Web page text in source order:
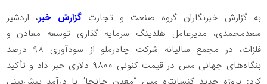
به گزارش خبرنگاران گروه صنعت و تجارت گزارش خبر، اردشیر
سعدمحمدی، مدیرعامل هلدینگ سرمایه گذاری توسعه معادن و
فلزات، در مجمع سالیانه شرکت چادرملو از سودآوری ۹۸ درصد
بنگاه‌های جهانی مس در قیمت کنونی ۹۸۰۰ دلاری خبر داد و تأکید